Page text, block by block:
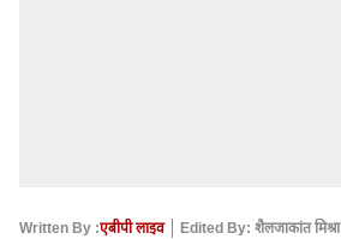
Written By :एबीपी लाइव
Edited By: शैलजाकांत मिश्रा